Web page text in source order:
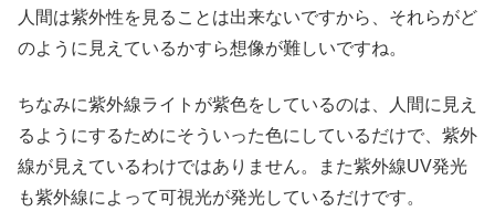
人間は紫外性を見ることは出来ないですから、それらがど
のように見えているかすら想像が難しいですね。
ちなみに紫外線ライトが紫色をしているのは、人間に見え
るようにするためにそういった色にしているだけで、紫外
線が見えているわけではありません。また紫外線UV発光
も紫外線によって可視光が発光しているだけです。